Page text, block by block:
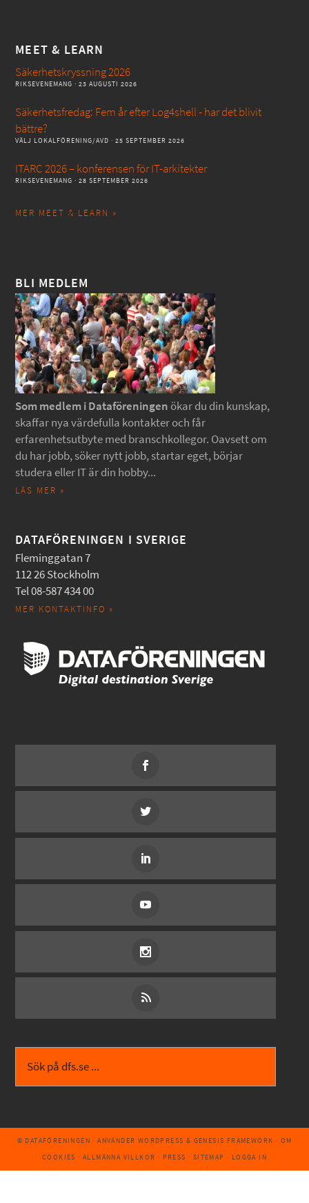
MEET & LEARN
Säkerhetskryssning 2026
RIKSEVENEMANG · 23 AUGUSTI 2026
Säkerhetsfredag: Fem år efter Log4shell - har det blivit
bättre?
VÄLJ LOKALFÖRENING/AVD · 25 SEPTEMBER 2026
ITARC 2026 – konferensen för IT-arkitekter
RIKSEVENEMANG · 28 SEPTEMBER 2026
MER MEET & LEARN »
BLI MEDLEM
Som medlem i Dataföreningen ökar du din kunskap,
skaffar nya värdefulla kontakter och får
erfarenhetsutbyte med branschkollegor. Oavsett om
du har jobb, söker nytt jobb, startar eget, börjar
studera eller IT är din hobby...
LÄS MER »
DATAFÖRENINGEN I SVERIGE
Fleminggatan 7
112 26 Stockholm
Tel 08-587 434 00
MER KONTAKTINFO »
© DATAFÖRENINGEN · ANVÄNDER WORDPRESS & GENESIS FRAMEWORK · OM
COOKIES · ALLMÄNNA VILLKOR · PRESS · SITEMAP · LOGGA IN